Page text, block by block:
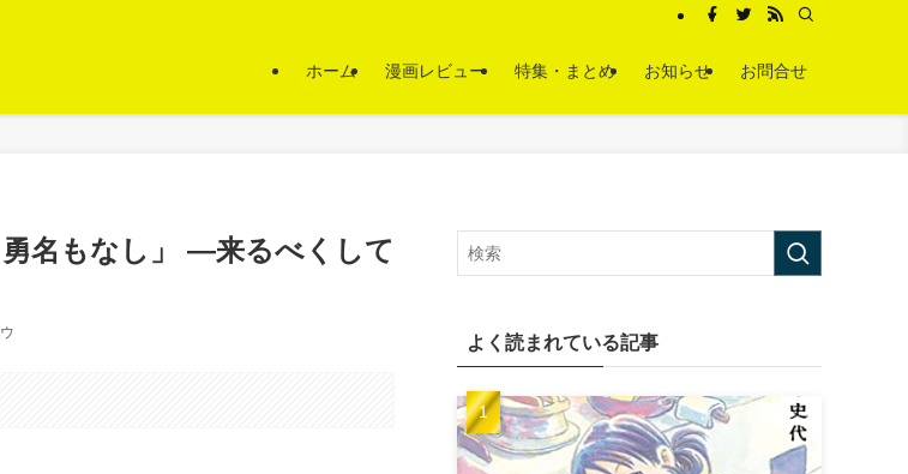
ホーム 漫画レビュー 特集・まとめ お知らせ お問合せ
名もなし」 ―来るべくして
よく読まれている記事